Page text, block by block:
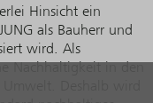
Hinsicht ein
als Bauherr und
wird. Als
Nachhaltigkeit in den